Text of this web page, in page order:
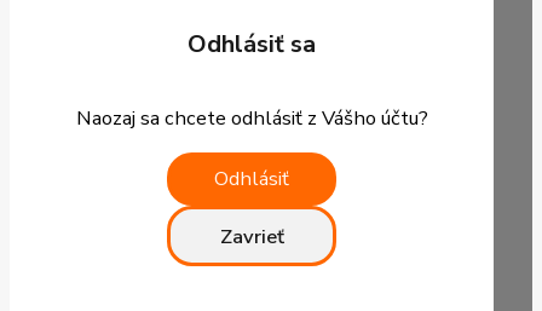
Odhlásiť sa
Naozaj sa chcete odhlásiť z Vášho účtu?
Odhlásiť
Zavrieť